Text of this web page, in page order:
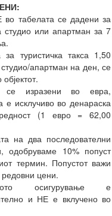
табелата се дадени за
студио или апартман за 7
за туристичка такса 1,50
апартман на ден, се
се изразени во евра,
е исклучиво во денараска
(1 евро = 62,00
на два последователни
одобруваме 10% попуст
термин. Попустот важи
цени.
осигурување е
и НЕ е вклучено во